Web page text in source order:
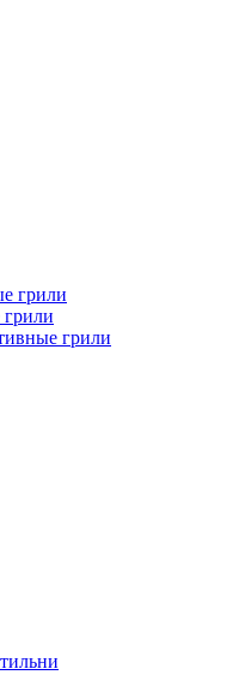
грили
грили
грили